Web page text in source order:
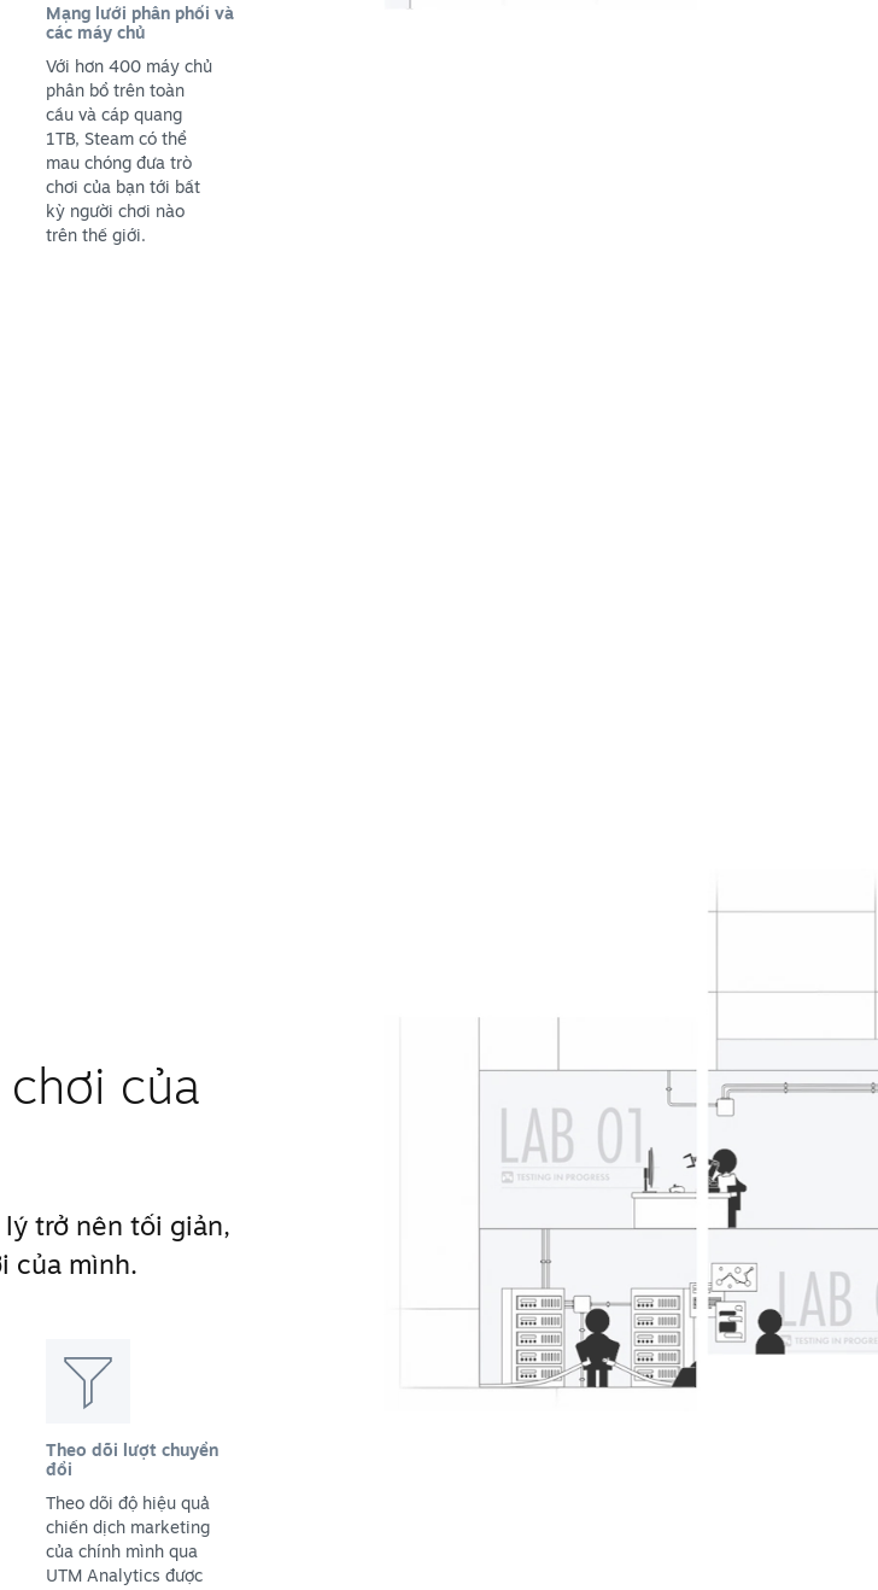
Mạng lưới phân phối và
các máy chủ
Với hơn 400 máy chủ
phân bổ trên toàn
cầu và cáp quang
1TB, Steam có thể
mau chóng đưa trò
chơi của bạn tới bất
kỳ người chơi nào
trên thế giới.
của
trở nên tối giản,
của mình.
Theo dõi lượt chuyển
đổi
Theo dõi độ hiệu quả
chiến dịch marketing
của chính mình qua
UTM Analytics được